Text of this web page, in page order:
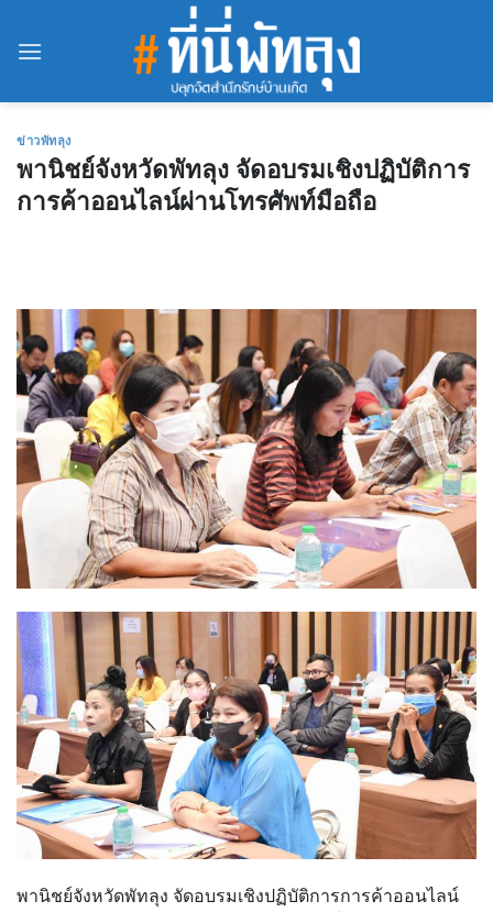
ข่าวพัทลุง
พานิชย์จังหวัดพัทลุง จัดอบรมเชิงปฏิบัติการ
การค้าออนไลน์ผ่านโทรศัพท์มือถือ
พานิชย์จังหวัดพัทลุง จัดอบรมเชิงปฏิบัติการการค้าออนไลน์